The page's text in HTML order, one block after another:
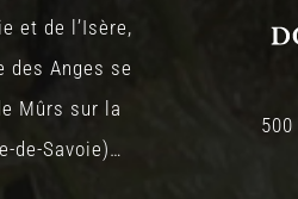
et de l’Isère,
des Anges se
Mûrs sur la
de-Savoie)…